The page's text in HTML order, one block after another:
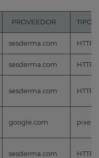
PROVEEDOR TIPO
sesderma.com HTTP
sesderma.com HTTP
sesderma.com HTTP
google.com pixel
sesderma.com HTTP